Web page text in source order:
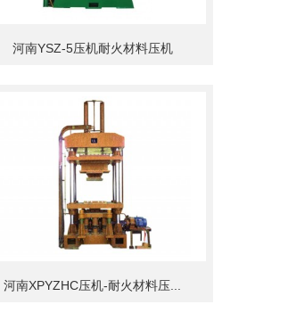
河南YSZ-5压机耐火材料压机
河南XPYZHC压机-耐火材料压...